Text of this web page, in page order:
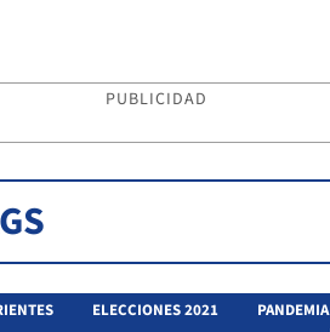
PUBLICIDAD
ELECCIONES 2021
PANDEMIA